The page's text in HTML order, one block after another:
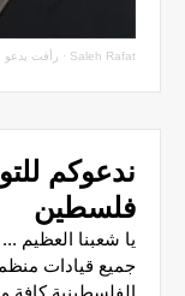
Saleh Rafat
· رأفت يدعو